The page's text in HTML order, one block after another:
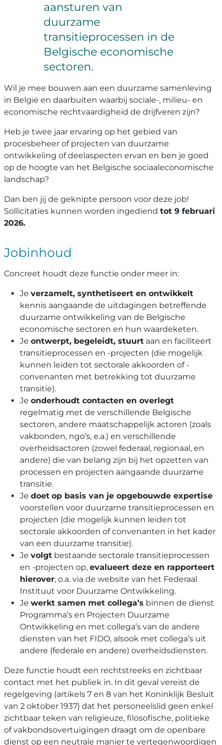
aansturen van
duurzame
transitieprocessen in de
Belgische economische
sectoren.
Wil je mee bouwen aan een duurzame samenleving
in België en daarbuiten waarbij sociale-, milieu- en
economische rechtvaardigheid de drijfveren zijn?
Heb je twee jaar ervaring op het gebied van
procesbeheer of projecten van duurzame
ontwikkeling of deelaspecten ervan en ben je goed
op de hoogte van het Belgische sociaaleconomische
landschap?
Dan ben jij de geknipte persoon voor deze job!
Sollicitaties kunnen worden ingediend tot 9 februari
2026.
Jobinhoud
Concreet houdt deze functie onder meer in:
Je verzamelt, synthetiseert en ontwikkelt
kennis aangaande de uitdagingen betreffende
duurzame ontwikkeling van de Belgische
economische sectoren en hun waardeketen.
Je ontwerpt, begeleidt, stuurt aan en faciliteert
transitieprocessen en -projecten (die mogelijk
kunnen leiden tot sectorale akkoorden of -
convenanten met betrekking tot duurzame
transitie).
Je onderhoudt contacten en overlegt
regelmatig met de verschillende Belgische
sectoren, andere maatschappelijk actoren (zoals
vakbonden, ngo’s, e.a.) en verschillende
overheidsactoren (zowel federaal, regionaal, en
andere) die van belang zijn bij het opzetten van
processen en projecten aangaande duurzame
transitie.
Je doet op basis van je opgebouwde expertise
voorstellen voor duurzame transitieprocessen en
projecten (die mogelijk kunnen leiden tot
sectorale akkoorden of convenanten in het kader
van een duurzame transitie).
Je volgt bestaande sectorale transitieprocessen
en -projecten op, evalueert deze en rapporteert
hierover, o.a. via de website van het Federaal
Instituut voor Duurzame Ontwikkeling.
Je werkt samen met collega’s binnen de dienst
Programma’s en Projecten Duurzame
Ontwikkeling en met collega’s van de andere
diensten van het FIDO, alsook met collega’s uit
andere (federale en andere) overheidsdiensten.
Deze functie houdt een rechtstreeks en zichtbaar
contact met het publiek in. In dit geval vereist de
regelgeving (artikels 7 en 8 van het Koninklijk Besluit
van 2 oktober 1937) dat het personeelslid geen enkel
zichtbaar teken van religieuze, filosofische, politieke
of vakbondsovertuigingen draagt om de openbare
dienst op een neutrale manier te vertegenwoordigen